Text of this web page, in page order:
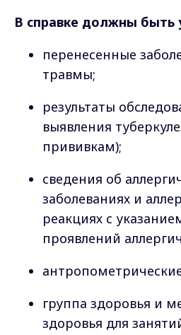
В справке должны быть
перенесенные
травмы;
результаты
выявления
прививкам);
сведения об
заболеваниях и
реакциях с
проявлений
группа здоровья и
здоровья для